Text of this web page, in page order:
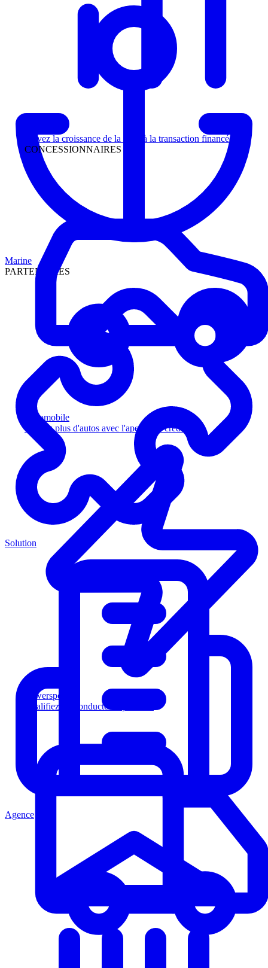
Suivez la croissance de la piste à la transaction financée
CONCESSIONNAIRES
Automobile
Vendez plus d'autos avec l'aperçu de crédit
Powersports
Qualifiez les conducteurs plus vite
Marine
PARTENAIRES
Solution
Agence